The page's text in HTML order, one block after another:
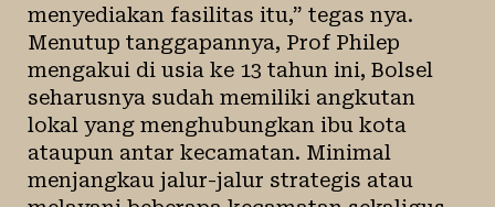
menyediakan fasilitas itu,” tegas nya.
Menutup tanggapannya, Prof Philep
mengakui di usia ke 13 tahun ini, Bolsel
seharusnya sudah memiliki angkutan
lokal yang menghubungkan ibu kota
ataupun antar kecamatan. Minimal
menjangkau jalur-jalur strategis atau